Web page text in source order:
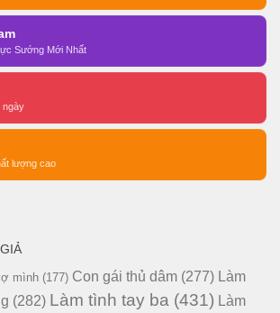
Sướng Mới Nhất
ngày
lượng cao
mình (177) Con gái thủ dâm (277) Làm
(282) Làm tình tay ba (431) Làm